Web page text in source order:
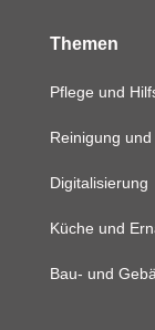
Themen
Pflege und
Reinigung
Digitalisierung
Küche und
Bau- und